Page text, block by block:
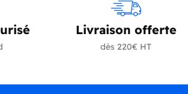
Livraison offerte
dès 220€ HT